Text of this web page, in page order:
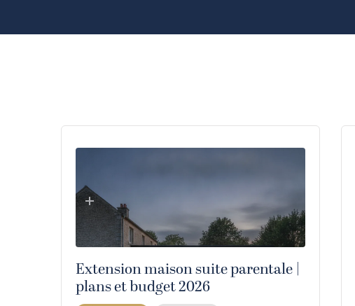
Extension maison suite parentale |
plans et budget 2026